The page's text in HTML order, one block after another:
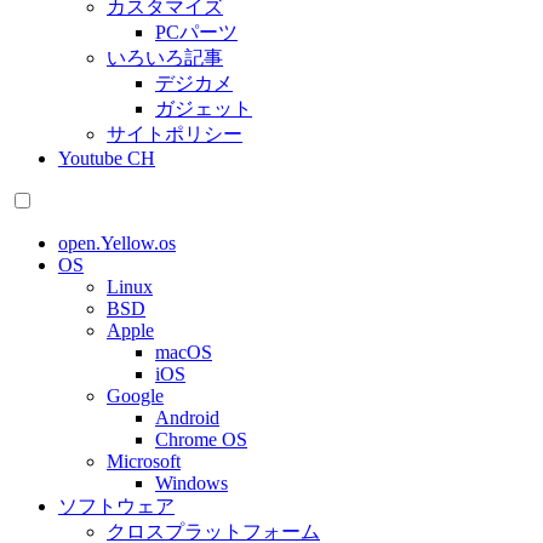
カスタマイズ
PCパーツ
いろいろ記事
デジカメ
ガジェット
サイトポリシー
Youtube CH
open.Yellow.os
OS
Linux
BSD
Apple
macOS
iOS
Google
Android
Chrome OS
Microsoft
Windows
ソフトウェア
クロスプラットフォーム